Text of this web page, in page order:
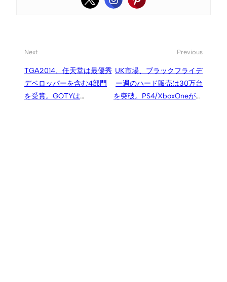
Next
TGA2014、任天堂は最優秀
デベロッパーを含む4部門
を受賞。GOTYは
Previous
UK市場、ブラックフライデ
ー週のハード販売は30万台
を突破。PS4/XboxOneが牽